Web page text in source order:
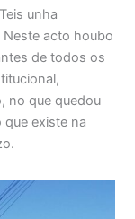
unha
acto houbo
de todos os
no que quedou
existe na